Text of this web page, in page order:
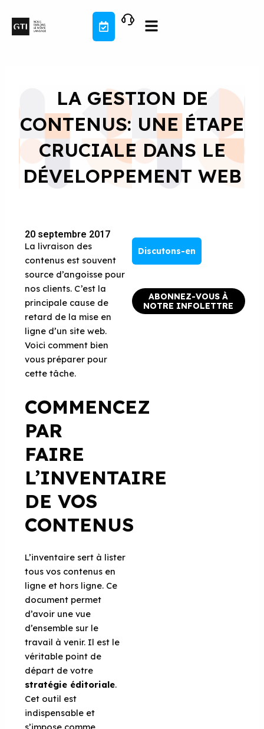
contenu
LA GESTION DE
CONTENUS: UNE ÉTAPE
CRUCIALE DANS LE
DÉVELOPPEMENT WEB
20 septembre 2017
La livraison des
contenus est souvent
source d’angoisse pour
nos clients. C’est la
principale cause de
retard de la mise en
ligne d’un site web.
Voici comment bien
vous préparer pour
cette tâche.
COMMENCEZ
PAR
FAIRE
L’INVENTAIRE
DE VOS
CONTENUS
L’inventaire sert à lister
tous vos contenus en
ligne et hors ligne. Ce
document permet
d’avoir une vue
d’ensemble sur le
travail à venir. Il est le
véritable point de
départ de votre
stratégie éditoriale.
Cet outil est
indispensable et
Discutons-en
ABONNEZ-VOUS À
NOTRE INFOLETTRE